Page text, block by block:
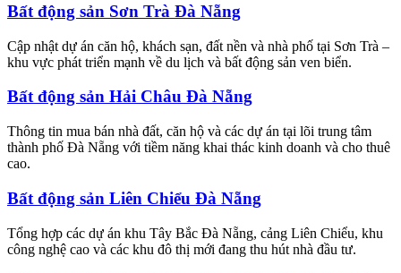
Bất động sản Sơn Trà Đà Nẵng
Cập nhật dự án căn hộ, khách sạn, đất nền và nhà phố tại Sơn Trà –
khu vực phát triển mạnh về du lịch và bất động sản ven biển.
Bất động sản Hải Châu Đà Nẵng
Thông tin mua bán nhà đất, căn hộ và các dự án tại lõi trung tâm
thành phố Đà Nẵng với tiềm năng khai thác kinh doanh và cho thuê
cao.
Bất động sản Liên Chiểu Đà Nẵng
Tổng hợp các dự án khu Tây Bắc Đà Nẵng, cảng Liên Chiểu, khu
công nghệ cao và các khu đô thị mới đang thu hút nhà đầu tư.